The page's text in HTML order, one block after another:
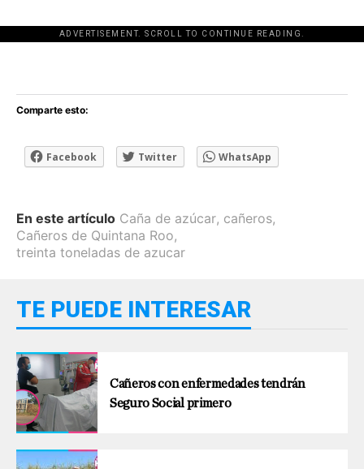
ADVERTISEMENT. SCROLL TO CONTINUE READING.
[adsforwp id="243463"]
Comparte esto:
Facebook Twitter WhatsApp
En este artículo Caña de azúcar, cañeros,
Cañeros de Quintana Roo,
treinta toneladas de azucar
TE PUEDE INTERESAR
Cañeros con enfermedades tendrán
Seguro Social primero